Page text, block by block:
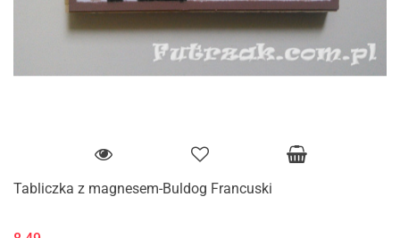
Tabliczka z magnesem-Buldog Francuski